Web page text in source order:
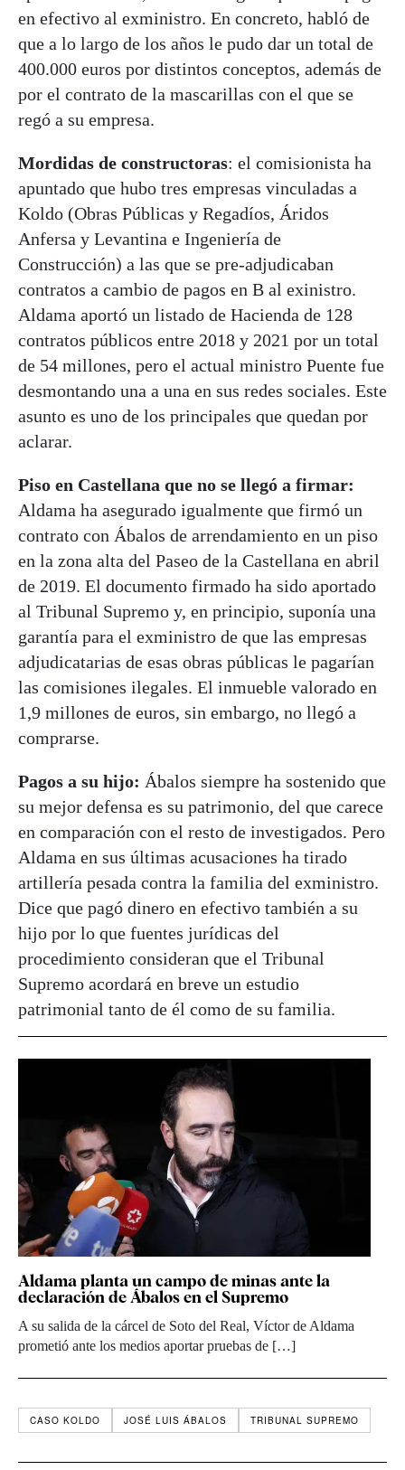
en efectivo al exministro. En concreto, habló de
que a lo largo de los años le pudo dar un total de
400.000 euros por distintos conceptos, además de
por el contrato de la mascarillas con el que se
regó a su empresa.
Mordidas de constructoras: el comisionista ha
apuntado que hubo tres empresas vinculadas a
Koldo (Obras Públicas y Regadíos, Áridos
Anfersa y Levantina e Ingeniería de
Construcción) a las que se pre-adjudicaban
contratos a cambio de pagos en B al exinistro.
Aldama aportó un listado de Hacienda de 128
contratos públicos entre 2018 y 2021 por un total
de 54 millones, pero el actual ministro Puente fue
desmontando una a una en sus redes sociales. Este
asunto es uno de los principales que quedan por
aclarar.
Piso en Castellana que no se llegó a firmar:
Aldama ha asegurado igualmente que firmó un
contrato con Ábalos de arrendamiento en un piso
en la zona alta del Paseo de la Castellana en abril
de 2019. El documento firmado ha sido aportado
al Tribunal Supremo y, en principio, suponía una
garantía para el exministro de que las empresas
adjudicatarias de esas obras públicas le pagarían
las comisiones ilegales. El inmueble valorado en
1,9 millones de euros, sin embargo, no llegó a
comprarse.
Pagos a su hijo: Ábalos siempre ha sostenido que
su mejor defensa es su patrimonio, del que carece
en comparación con el resto de investigados. Pero
Aldama en sus últimas acusaciones ha tirado
artillería pesada contra la familia del exministro.
Dice que pagó dinero en efectivo también a su
hijo por lo que fuentes jurídicas del
procedimiento consideran que el Tribunal
Supremo acordará en breve un estudio
patrimonial tanto de él como de su familia.
Aldama planta un campo de minas ante la
declaración de Ábalos en el Supremo
A su salida de la cárcel de Soto del Real, Víctor de Aldama
prometió ante los medios aportar pruebas de […]
CASO KOLDO JOSÉ LUIS ÁBALOS TRIBUNAL SUPREMO